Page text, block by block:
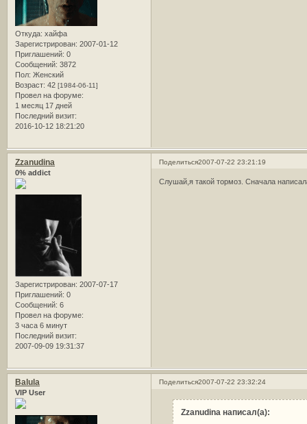
Откуда: хайфа
Зарегистрирован: 2007-01-12
Приглашений: 0
Сообщений: 3872
Пол: Женский
Возраст: 42 [1984-06-11]
Провел на форуме:
1 месяц 17 дней
Последний визит:
2016-10-12 18:21:20
Поделиться2007-07-22 23:21:19
Zzanudina
0% addict
Зарегистрирован: 2007-07-17
Приглашений: 0
Сообщений: 6
Провел на форуме:
3 часа 6 минут
Последний визит:
2007-09-09 19:31:37
Слушай,я такой тормоз. Сначала
Поделиться2007-07-22 23:32:24
Balula
VIP User
Zzanudina написал(а):